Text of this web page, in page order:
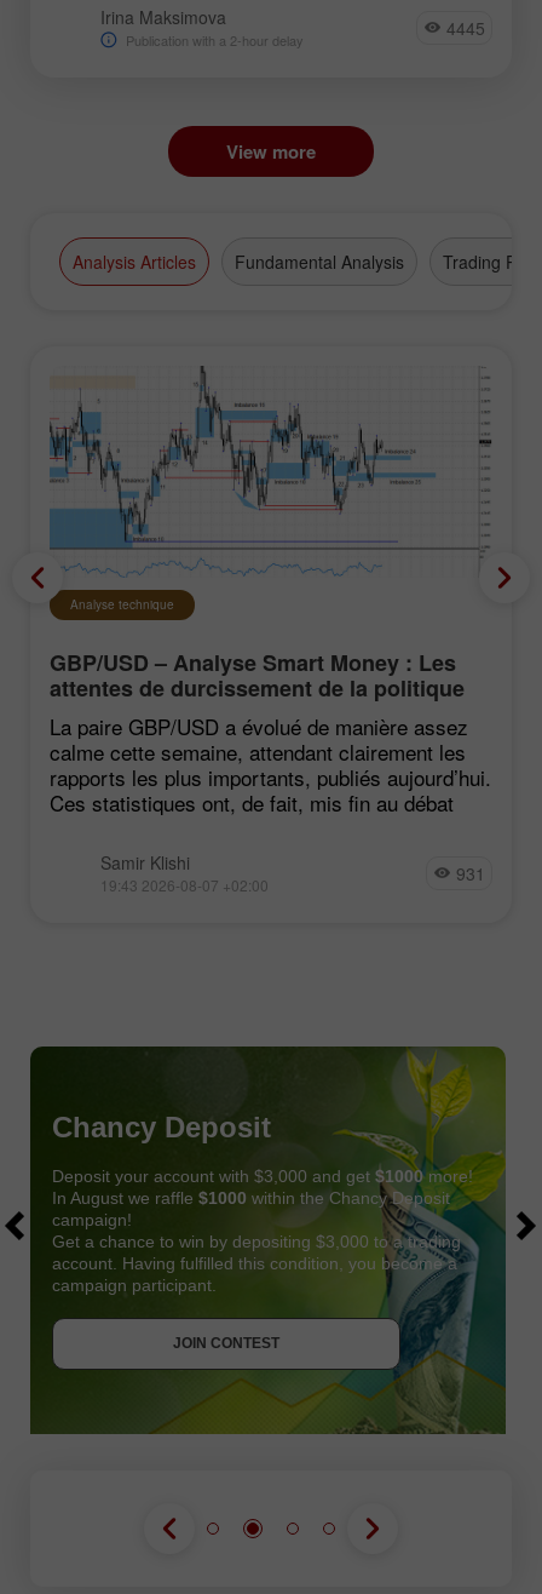
Irina Maksimova
Publication with a 2-hour delay 4445
View more
Analysis Articles Fundamental Analysis Trading Plan
Analyse technique
GBP/USD – Analyse Smart Money : Les
attentes de durcissement de la politique
du FOMC restent faibles
La paire GBP/USD a évolué de manière assez
calme cette semaine, attendant clairement les
rapports les plus importants, publiés aujourd’hui.
Ces statistiques ont, de fait, mis fin au débat
Samir Klishi
19:43 2026-08-07 +02:00 931
Chancy Deposit
Deposit your account with $3,000 and get $1000more!
In August we raffle $1000 within the Chancy Deposit
campaign!
Get a chance to win by depositing $3,000 to a trading
account. Having fulfilled this condition, you become a
campaign participant.
JOIN CONTEST
JOIN CONTEST